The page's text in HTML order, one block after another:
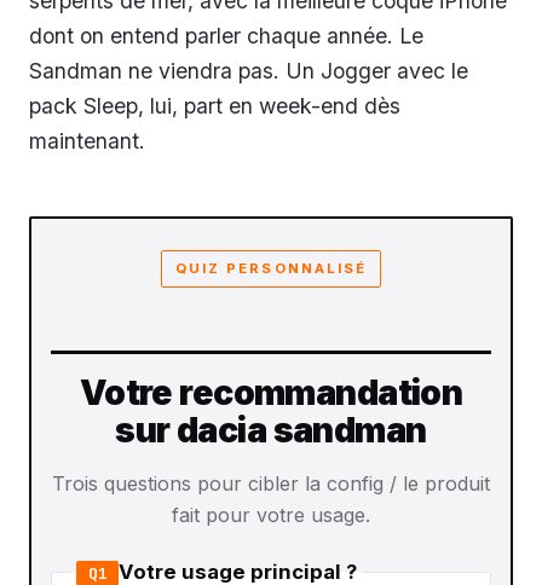
dont on entend parler chaque année. Le
Sandman ne viendra pas. Un Jogger avec le
pack Sleep, lui, part en week-end dès
maintenant.
QUIZ PERSONNALISÉ
Votre recommandation
sur dacia sandman
Trois questions pour cibler la config / le produit
fait pour votre usage.
Q1 Votre usage principal ?